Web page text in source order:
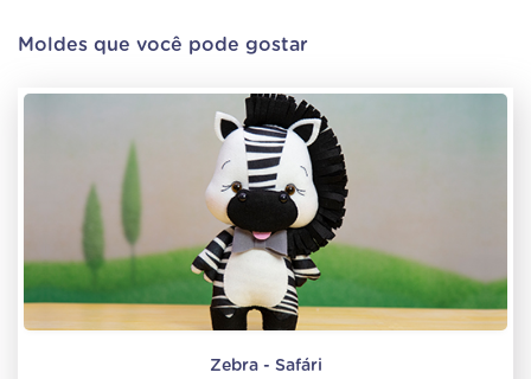
Moldes que você pode gostar
Zebra - Safári